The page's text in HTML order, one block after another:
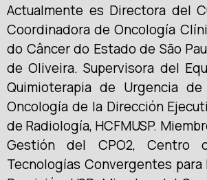
Actualmente es Directora del
Coordinadora de Oncología
do Câncer do Estado de São
de Oliveira. Supervisora del
Quimioterapia de Urgencia
Oncología de la Dirección
de Radiología, HCFMUSP.
Gestión del CPO2, Centro
Tecnologías Convergentes para